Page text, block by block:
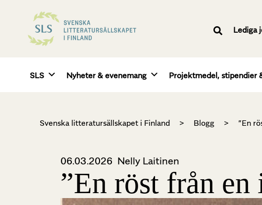
Lediga
SLS Nyheter & evenemang Projektmedel, stipendier
Svenska litteratursällskapet i Finland > Blogg > ”En
06.03.2026 Nelly Laitinen
”En röst från en